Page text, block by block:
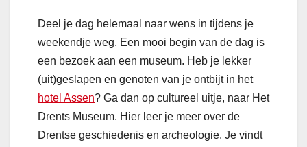
Deel je dag helemaal naar wens in tijdens je
weekendje weg. Een mooi begin van de dag is
een bezoek aan een museum. Heb je lekker
(uit)geslapen en genoten van je ontbijt in het
hotel Assen? Ga dan op cultureel uitje, naar Het
Drents Museum. Hier leer je meer over de
Drentse geschiedenis en archeologie. Je vindt